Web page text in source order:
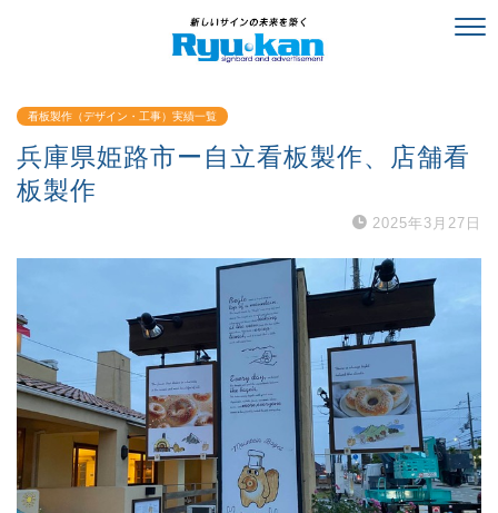
看板製作（デザイン・工事）実績一覧
兵庫県姫路市ー自立看板製作、店舗看
板製作
2025年3月27日